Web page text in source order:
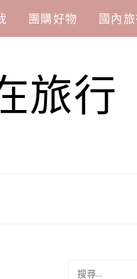
團購好物 國內
旅行